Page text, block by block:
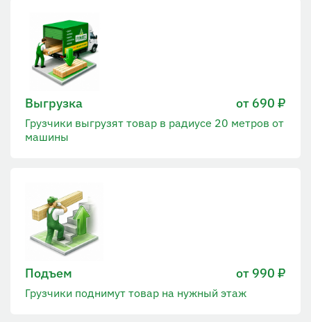
Выгрузка от 690 ₽
Грузчики выгрузят товар в радиусе 20 метров от
машины
Подъем от 990 ₽
Грузчики поднимут товар на нужный этаж